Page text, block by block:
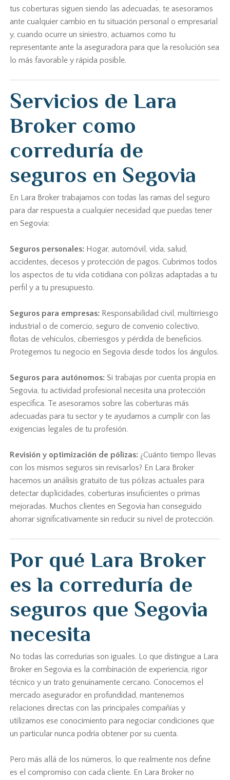
tus coberturas siguen siendo las adecuadas, te asesoramos
ante cualquier cambio en tu situación personal o empresarial
y, cuando ocurre un siniestro, actuamos como tu
representante ante la aseguradora para que la resolución sea
lo más favorable y rápida posible.
Servicios de Lara
Broker como
correduría de
seguros en Segovia
En Lara Broker trabajamos con todas las ramas del seguro
para dar respuesta a cualquier necesidad que puedas tener
en Segovia:
Seguros personales: Hogar, automóvil, vida, salud,
accidentes, decesos y protección de pagos. Cubrimos todos
los aspectos de tu vida cotidiana con pólizas adaptadas a tu
perfil y a tu presupuesto.
Seguros para empresas: Responsabilidad civil, multirriesgo
industrial o de comercio, seguro de convenio colectivo,
flotas de vehículos, ciberriesgos y pérdida de beneficios.
Protegemos tu negocio en Segovia desde todos los ángulos.
Seguros para autónomos: Si trabajas por cuenta propia en
Segovia, tu actividad profesional necesita una protección
específica. Te asesoramos sobre las coberturas más
adecuadas para tu sector y te ayudamos a cumplir con las
exigencias legales de tu profesión.
Revisión y optimización de pólizas: ¿Cuánto tiempo llevas
con los mismos seguros sin revisarlos? En Lara Broker
hacemos un análisis gratuito de tus pólizas actuales para
detectar duplicidades, coberturas insuficientes o primas
mejoradas. Muchos clientes en Segovia han conseguido
ahorrar significativamente sin reducir su nivel de protección.
Por qué Lara Broker
es la correduría de
seguros que Segovia
necesita
No todas las corredurías son iguales. Lo que distingue a Lara
Broker en Segovia es la combinación de experiencia, rigor
técnico y un trato genuinamente cercano. Conocemos el
mercado asegurador en profundidad, mantenemos
relaciones directas con las principales compañías y
utilizamos ese conocimiento para negociar condiciones que
un particular nunca podría obtener por su cuenta.
Pero más allá de los números, lo que realmente nos define
es el compromiso con cada cliente. En Lara Broker no